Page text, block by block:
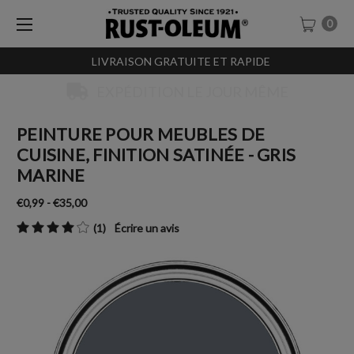
LIVRAISON GRATUITE ET RAPIDE
0
PEINTURE POUR MEUBLES DE
CUISINE, FINITION SATINÉE - GRIS
MARINE
€0,99 - €35,00
(1)
Écrire un avis